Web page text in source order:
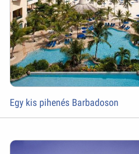
Egy kis pihenés Barbadoson